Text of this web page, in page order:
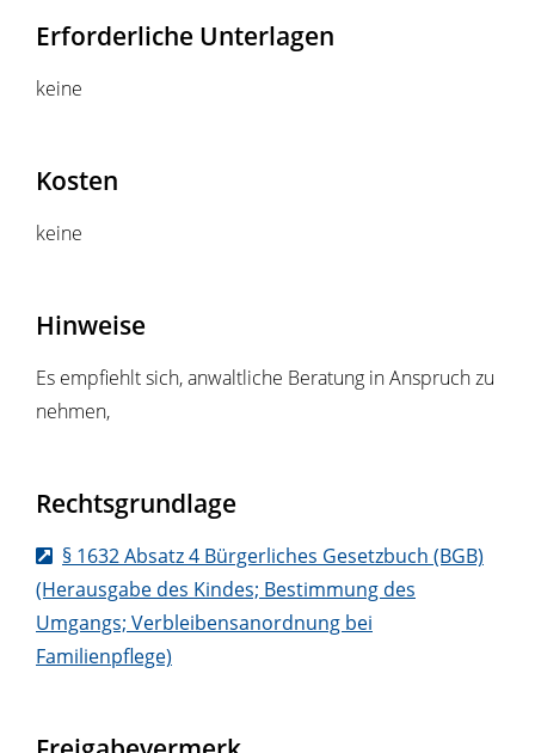
Erforderliche Unterlagen
keine
Kosten
keine
Hinweise
Es empfiehlt sich, anwaltliche Beratung in Anspruch zu
nehmen,
Rechtsgrundlage
§ 1632 Absatz 4 Bürgerliches Gesetzbuch (BGB)
(Herausgabe des Kindes; Bestimmung des
Umgangs; Verbleibensanordnung bei
Familienpflege)